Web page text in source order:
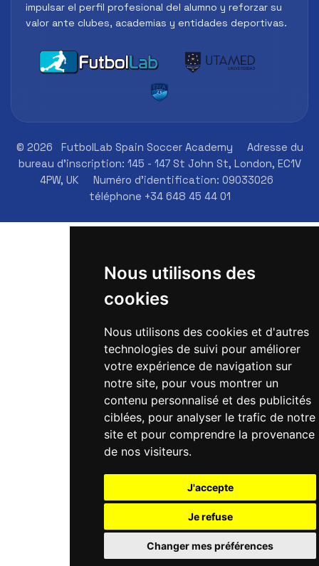
Nous utilisons des
cookies
Nous utilisons des cookies et d'autres
technologies de suivi pour améliorer
votre expérience de navigation sur
notre site, pour vous montrer un
contenu personnalisé et des publicités
ciblées, pour analyser le trafic de notre
site et pour comprendre la provenance
de nos visiteurs.
J'accepte
Je refuse
Changer mes préférences
impulsar el perfil profesional del alumno y reforzar su
valor ante clubes, academias y entidades deportivas.
© 2026 FutbolLab Spain Soccer Academy
Adresse du
bureau d'inscription: 145 - 147 St John St, London, EC1V
4PW, UK
Numéro d'identification: 09033026
téléphone +34 648 45 44 01